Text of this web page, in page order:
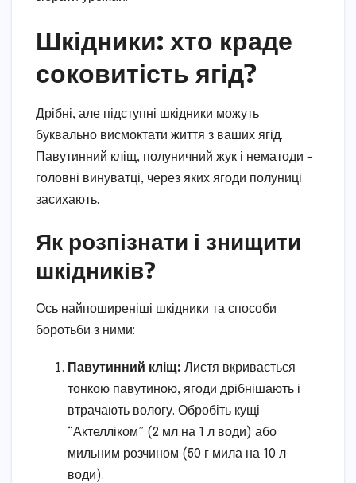
Шкідники: хто краде
соковитість ягід?
Дрібні, але підступні шкідники можуть
буквально висмоктати життя з ваших ягід.
Павутинний кліщ, полуничний жук і нематоди –
головні винуватці, через яких ягоди полуниці
засихають.
Як розпізнати і знищити
шкідників?
Ось найпоширеніші шкідники та способи
боротьби з ними:
Павутинний кліщ: Листя вкривається
тонкою павутиною, ягоди дрібнішають і
втрачають вологу. Обробіть кущі
“Актелліком” (2 мл на 1 л води) або
мильним розчином (50 г мила на 10 л
води).